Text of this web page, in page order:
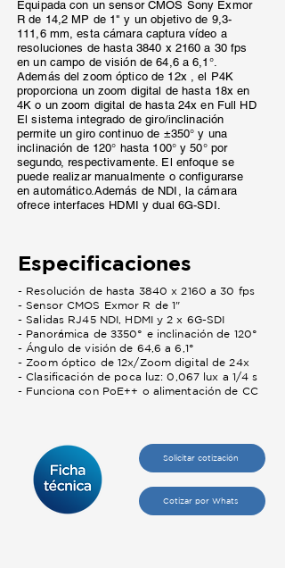
Equipada con un sensor CMOS Sony Exmor
R de 14,2 MP de 1" y un objetivo de 9,3-
111,6 mm, esta cámara captura vídeo a
resoluciones de hasta 3840 x 2160 a 30 fps
en un campo de visión de 64,6 a 6,1°.
Además del zoom óptico de 12x , el P4K
proporciona un zoom digital de hasta 18x en
4K o un zoom digital de hasta 24x en Full HD
El sistema integrado de giro/inclinación
permite un giro continuo de ±350° y una
inclinación de 120° hasta 100° y 50° por
segundo, respectivamente. El enfoque se
puede realizar manualmente o configurarse
en automático.Además de NDI, la cámara
ofrece interfaces HDMI y dual 6G-SDI.
Especificaciones
- Resolución de hasta 3840 x 2160 a 30 fps
- Sensor CMOS Exmor R de 1"
- Salidas RJ45 NDI, HDMI y 2 x 6G-SDI
- Panorámica de ±350° e inclinación de 120°
- Ángulo de visión de 64,6 a 6,1°
- Zoom óptico de 12x/Zoom digital de 24x
- Clasificación de poca luz: 0,067 lux a 1/4 s
- Funciona con PoE++ o alimentación de CC
Solicitar cotización
Cotizar por Whats